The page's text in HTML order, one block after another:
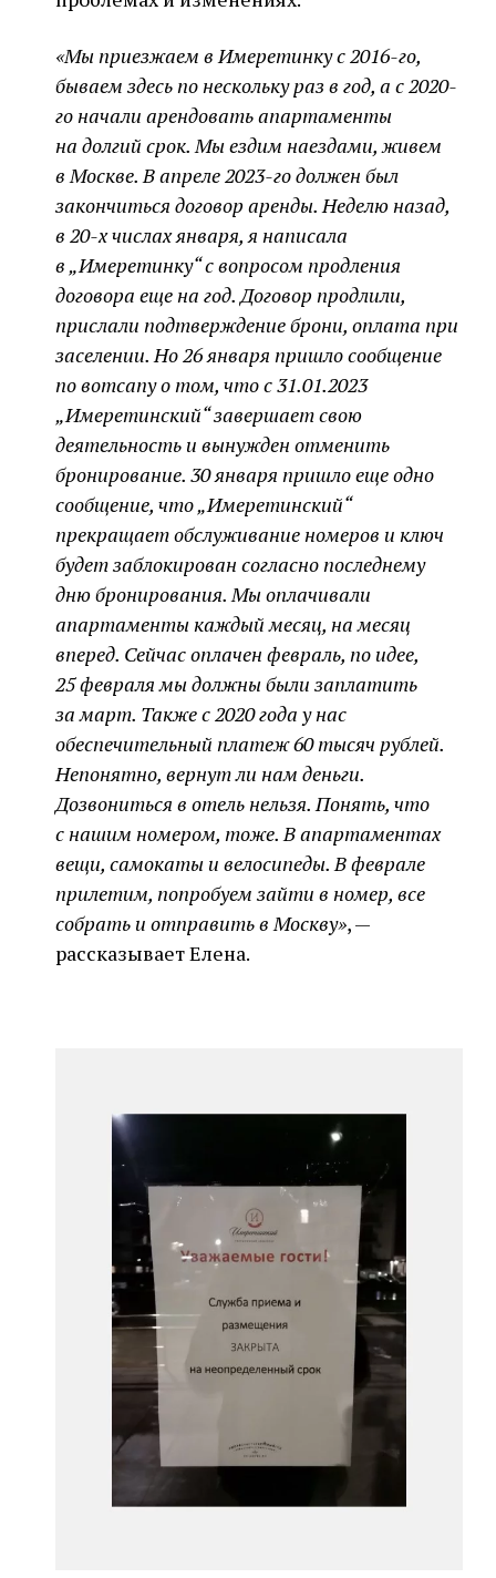
«Мы приезжаем в Имеретинку с 2016-го,
бываем здесь по нескольку раз в год, а с 2020-
го начали арендовать апартаменты
на долгий срок. Мы ездим наездами, живем
в Москве. В апреле 2023-го должен был
закончиться договор аренды. Неделю назад,
в 20-х числах января, я написала
в „Имеретинку“ с вопросом продления
договора еще на год. Договор продлили,
прислали подтверждение брони, оплата при
заселении. Но 26 января пришло сообщение
по вотсапу о том, что с 31.01.2023
„Имеретинский“ завершает свою
деятельность и вынужден отменить
бронирование. 30 января пришло еще одно
сообщение, что „Имеретинский“
прекращает обслуживание номеров и ключ
будет заблокирован согласно последнему
дню бронирования. Мы оплачивали
апартаменты каждый месяц, на месяц
вперед. Сейчас оплачен февраль, по идее,
25 февраля мы должны были заплатить
за март. Также с 2020 года у нас
обеспечительный платеж 60 тысяч рублей.
Непонятно, вернут ли нам деньги.
Дозвониться в отель нельзя. Понять, что
с нашим номером, тоже. В апартаментах
вещи, самокаты и велосипеды. В феврале
прилетим, попробуем зайти в номер, все
собрать и отправить в Москву», —
рассказывает Елена.